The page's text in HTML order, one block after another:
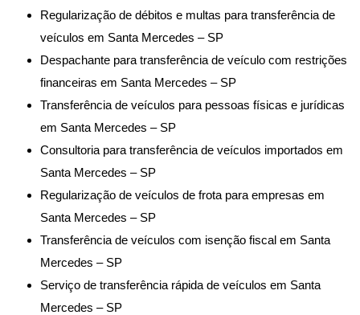
Regularização de débitos e multas para transferência de
veículos em Santa Mercedes – SP
Despachante para transferência de veículo com restrições
financeiras em Santa Mercedes – SP
Transferência de veículos para pessoas físicas e jurídicas
em Santa Mercedes – SP
Consultoria para transferência de veículos importados em
Santa Mercedes – SP
Regularização de veículos de frota para empresas em
Santa Mercedes – SP
Transferência de veículos com isenção fiscal em Santa
Mercedes – SP
Serviço de transferência rápida de veículos em Santa
Mercedes – SP